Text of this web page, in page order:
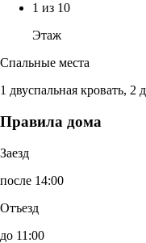
1 из 10
Этаж
Спальные места
1 двуспальная кровать, 2
Правила дома
Заезд
после 14:00
Отъезд
до 11:00